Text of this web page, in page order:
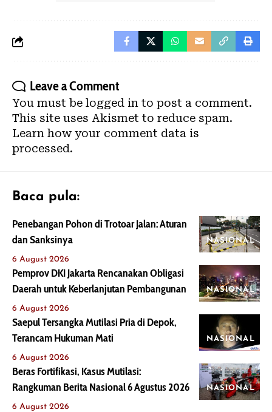
Leave a Comment
You must be logged in to post a comment.
This site uses Akismet to reduce spam.
Learn how your comment data is
processed.
Baca pula:
NASIONAL
Penebangan Pohon di Trotoar Jalan: Aturan
dan Sanksinya
6 August 2026
NASIONAL
Pemprov DKI Jakarta Rencanakan Obligasi
Daerah untuk Keberlanjutan Pembangunan
6 August 2026
NASIONAL
Saepul Tersangka Mutilasi Pria di Depok,
Terancam Hukuman Mati
6 August 2026
NASIONAL
Beras Fortifikasi, Kasus Mutilasi:
Rangkuman Berita Nasional 6 Agustus 2026
6 August 2026